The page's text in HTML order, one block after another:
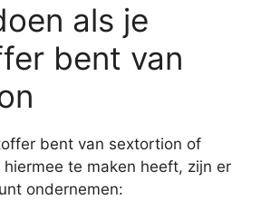
als je
bent van
bent van sextortion of
te maken heeft, zijn er
ondernemen: